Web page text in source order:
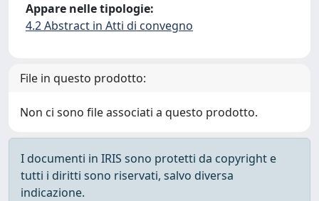
Appare nelle tipologie:
4.2 Abstract in Atti di convegno
File in questo prodotto:
Non ci sono file associati a questo prodotto.
I documenti in IRIS sono protetti da copyright e
tutti i diritti sono riservati, salvo diversa
indicazione.